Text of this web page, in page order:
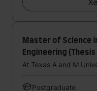
Master of Science
Engineering
At Texas A and M
Postgraduate